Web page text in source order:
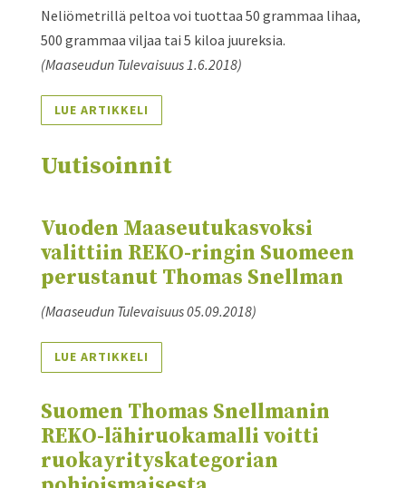
Neliömetrillä peltoa voi tuottaa 50 grammaa lihaa,
500 grammaa viljaa tai 5 kiloa juureksia.
(Maaseudun Tulevaisuus 1.6.2018)
LUE ARTIKKELI
Uutisoinnit
Vuoden Maaseutukasvoksi
valittiin REKO-ringin Suomeen
perustanut Thomas Snellman
(Maaseudun Tulevaisuus05.09.2018)
LUE ARTIKKELI
Suomen Thomas Snellmanin
REKO-lähiruokamalli voitti
ruokayrityskategorian